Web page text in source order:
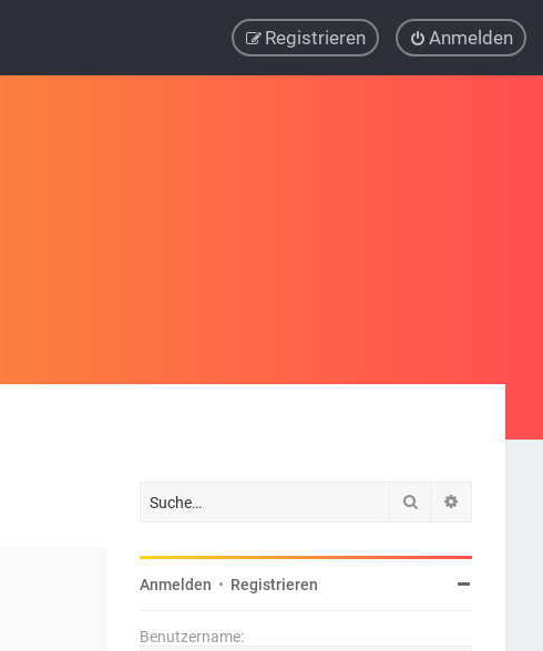
Anmelden
Registrieren
Suche
Anmelden • Registrieren
Benutzername: